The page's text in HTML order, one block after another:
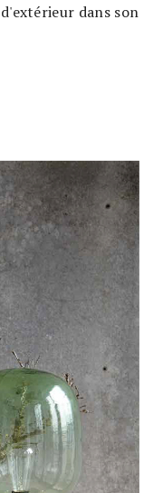
dans son